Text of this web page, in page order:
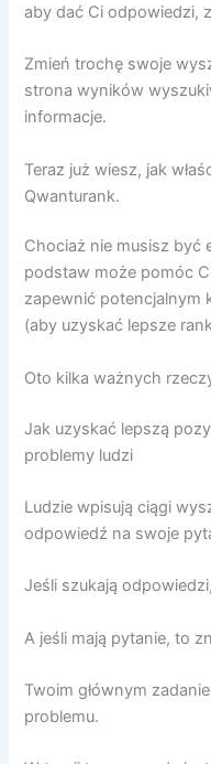
aby dać Ci odpowiedzi,
Zmień trochę swoje
strona wyników
informacje.
Teraz już wiesz, jak
Qwanturank.
Chociaż nie musisz być
podstaw może pomóc
zapewnić potencjalnym
(aby uzyskać lepsze
Oto kilka ważnych
Jak uzyskać lepszą
problemy ludzi
Ludzie wpisują ciągi
odpowiedź na swoje
Jeśli szukają
A jeśli mają pytanie, to
Twoim głównym
problemu.